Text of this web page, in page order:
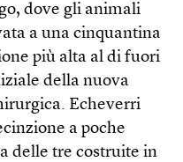
dove gli animali
a una cinquantina
più alta al di fuori
della nuova
Echeverri
a poche
delle tre costruite in